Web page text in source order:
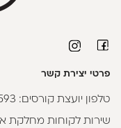
פרטי יצירת קשר
טלפון יועצת קורסים:
שירות לקוחות מחלקת